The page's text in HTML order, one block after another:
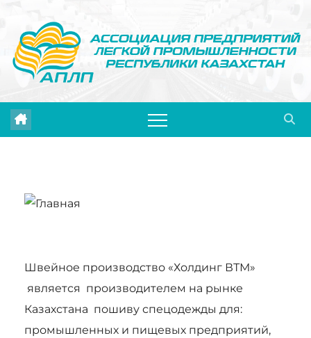
содержимому
Швейное производство «Холдинг ВТМ»
является производителем на рынке
Казахстана пошиву спецодежды для:
промышленных и пищевых предприятий,